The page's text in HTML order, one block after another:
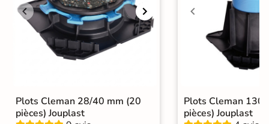
Surface Antidérapante
Nombres de
Résistant au Gel
Variation de la
Plots Cleman 28/40 mm (20
pièces) Jouplast
Plots Cleman
pièces) Jouplast